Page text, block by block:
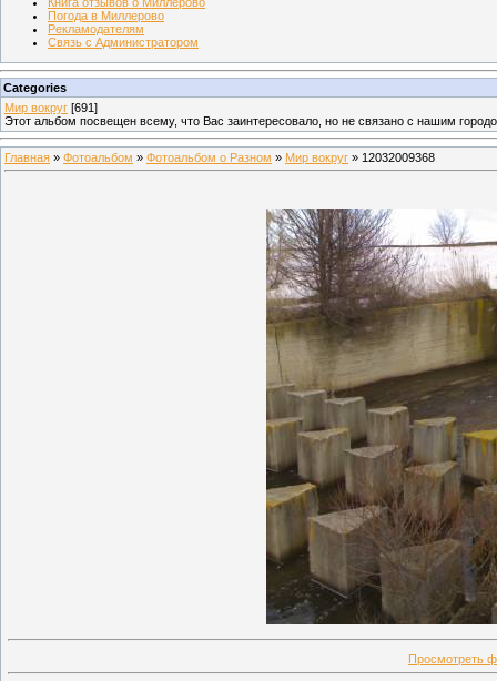
Погода в Миллерово
Рекламодателям
Связь с Администратором
Categories
Мир вокруг [691]
Этот альбом посвещен всему, что Вас заинтересовало, но не связано с нашим
Главная » Фотоальбом » Фотоальбом о Разном » Мир вокруг » 12032009368
Просмотреть